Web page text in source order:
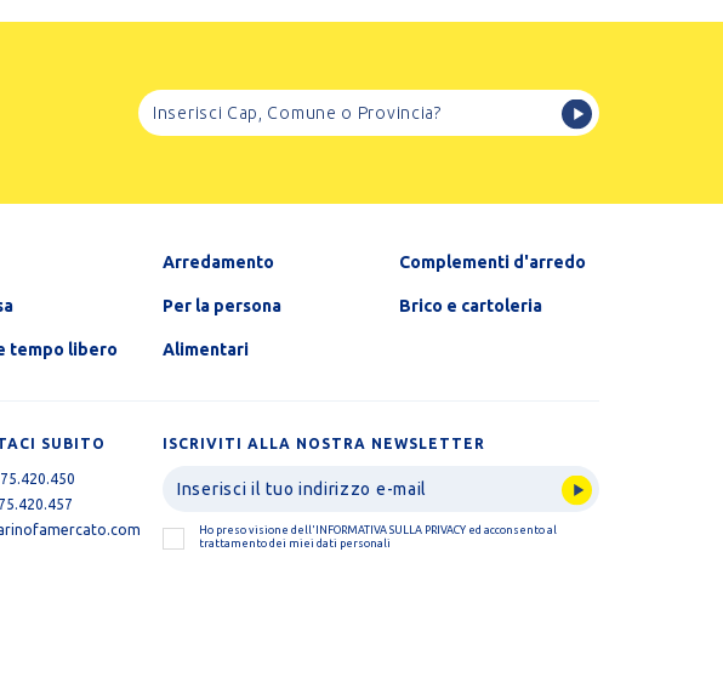
Arredamento Complementi d'arredo
Per la persona Brico e cartoleria
tempo libero Alimentari
SUBITO ISCRIVITI ALLA NOSTRA NEWSLETTER
Ho preso visione dell' INFORMATIVA SULLA PRIVACY ed acconsento al
trattamento dei miei dati personali